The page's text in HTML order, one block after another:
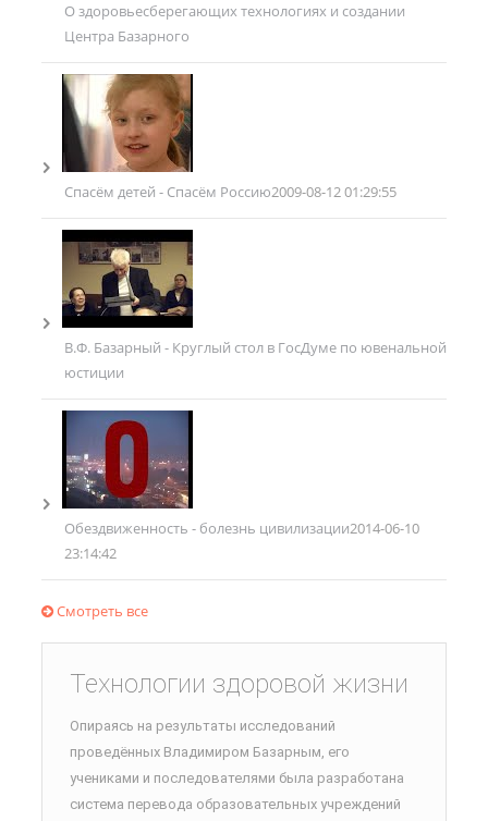
О здоровьесберегающих технологиях и создании
Центра Базарного
Спасём детей - Спасём Россию2009-08-12 01:29:55
В.Ф. Базарный - Круглый стол в ГосДуме по ювенальной
юстиции
Обездвиженность - болезнь цивилизации2014-06-10
23:14:42
Смотреть все
Технологии здоровой жизни
Опираясь на результаты исследований
проведённых Владимиром Базарным, его
учениками и последователями была разработана
система перевода образовательных учреждений